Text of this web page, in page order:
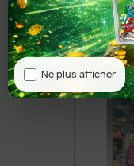
Ne plus afficher